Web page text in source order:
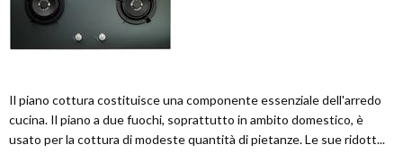
Il piano cottura costituisce una componente essenziale dell'arredo
cucina. Il piano a due fuochi, soprattutto in ambito domestico, è
usato per la cottura di modeste quantità di pietanze. Le sue ridott...